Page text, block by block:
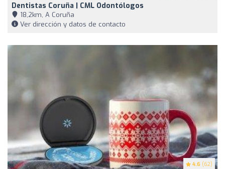
Dentistas Coruña | CML Odontólogos
18,2km, A Coruña
Ver dirección y datos de contacto
4.6 (62)